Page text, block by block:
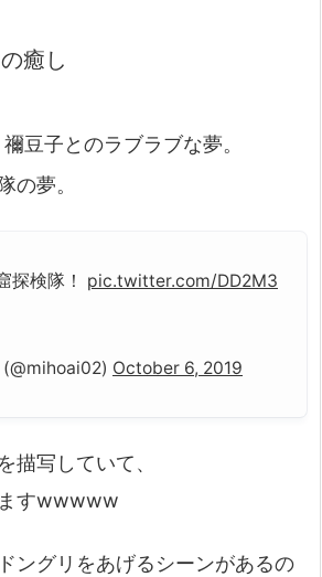
癒し
豆子とのラブラブな夢。
の夢。
探検隊！ pic.twitter.com/DD2M3
October 6, 2019
描写していて、
すwwwww
ングリをあげるシーンがあるの